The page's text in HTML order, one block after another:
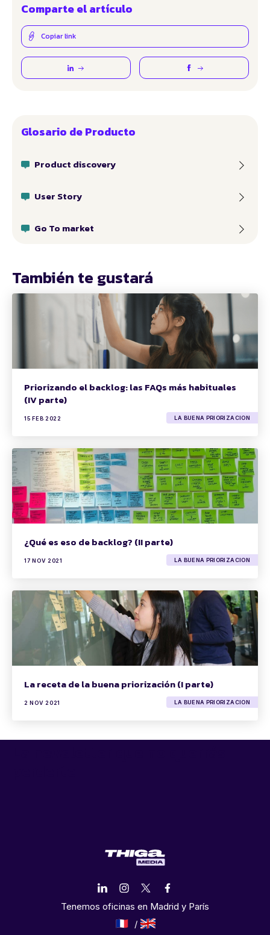
Comparte el artículo
Copiar link
Glosario de Producto
Product discovery
User Story
Go To market
También te gustará
Priorizando el backlog: las FAQs más habituales
(IV parte)
15 FEB 2022 LA BUENA PRIORIZACION
¿Qué es eso de backlog? (II parte)
17 NOV 2021 LA BUENA PRIORIZACION
La receta de la buena priorización (I parte)
2 NOV 2021 LA BUENA PRIORIZACION
Tenemos oficinas en Madrid y París